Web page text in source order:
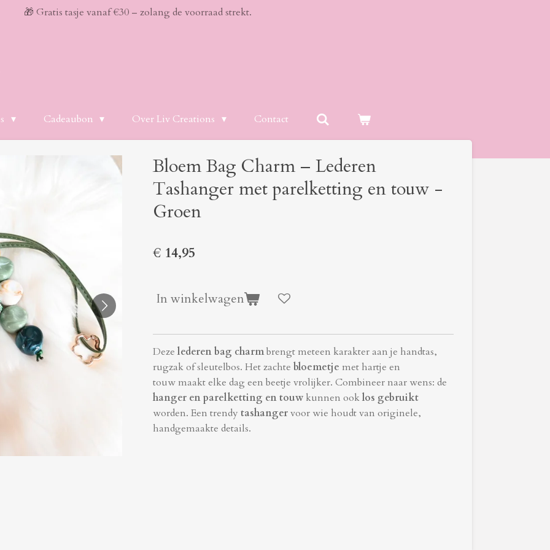
🎁 Gratis tasje vanaf €30 – zolang de voorraad strekt.
Cadeaubon Over Liv Creations Contact
Bloem Bag Charm – Lederen
Tashanger met parelketting en touw -
Groen
€ 14,95
In winkelwagen
Deze lederen bag charmbrengt meteen karakter aan je handtas,
rugzak of sleutelbos. Het zachte bloemetje met hartje en
touw maakt elke dag een beetje vrolijker. Combineer naar wens: de
hanger en parelketting en touw kunnen ooklos gebruikt
worden. Een trendy tashangervoor wie houdt van originele,
handgemaakte details.